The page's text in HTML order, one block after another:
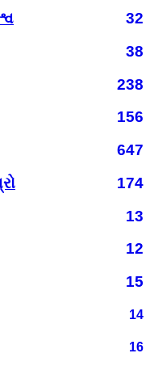
32
38
238
156
647
174
13
12
15
14
16